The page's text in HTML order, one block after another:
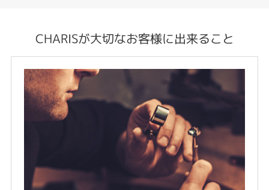
CHARISが大切なお客様に出来ること